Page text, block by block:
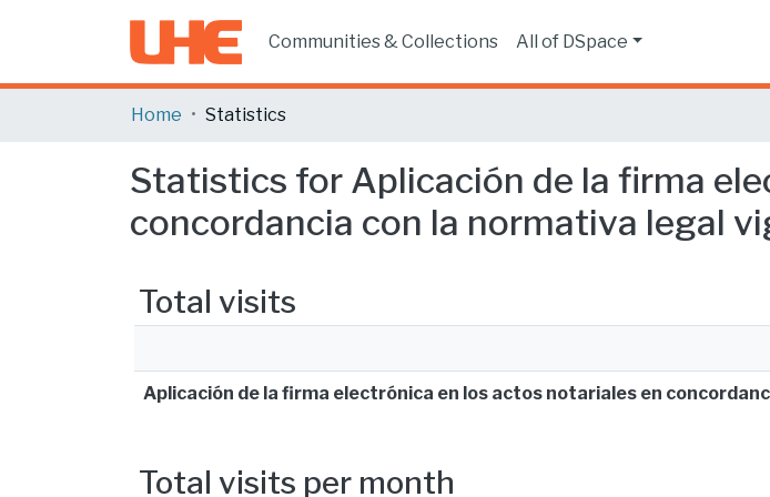
Communities & Collections All of DSpace
Home Statistics
Statistics for Aplicación de la firma
concordancia con la normativa legal
Total visits
Aplicación de la firma electrónica en los actos notariales en
Total visits per month